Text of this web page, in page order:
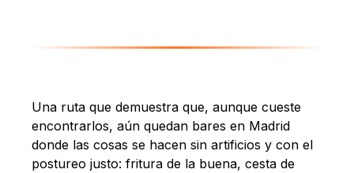
Una ruta que demuestra que, aunque cueste
encontrarlos, aún quedan bares en Madrid
donde las cosas se hacen sin artificios y con el
postureo justo: fritura de la buena, cesta de